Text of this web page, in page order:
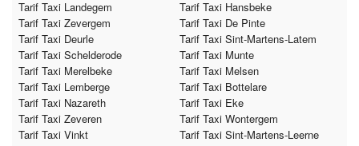
Tarif Taxi Landegem
Tarif Taxi Hansbeke
Tarif Taxi Zevergem
Tarif Taxi De Pinte
Tarif Taxi Deurle
Tarif Taxi Sint-Martens-Latem
Tarif Taxi Schelderode
Tarif Taxi Munte
Tarif Taxi Merelbeke
Tarif Taxi Melsen
Tarif Taxi Lemberge
Tarif Taxi Bottelare
Tarif Taxi Nazareth
Tarif Taxi Eke
Tarif Taxi Zeveren
Tarif Taxi Wontergem
Tarif Taxi Vinkt
Tarif Taxi Sint-Martens-Leerne